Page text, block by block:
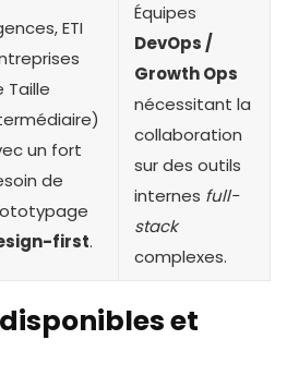
ETI
Taille
un fort
de
first.
Équipes
DevOps /
Growth Ops
nécessitant la
collaboration
sur des outils
internes full-
stack
complexes.
et